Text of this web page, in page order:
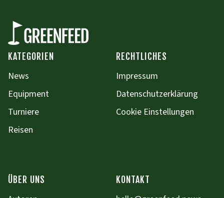
KATEGORIEN
News
Equipment
Turniere
Reisen
RECHTLICHES
Impressum
Datenschutzerklärung
Cookie Einstellungen
ÜBER UNS KONTAKT